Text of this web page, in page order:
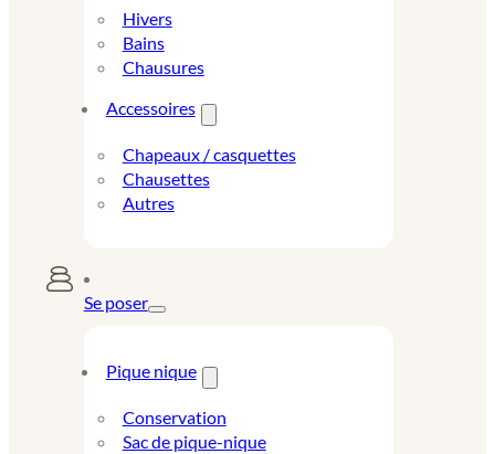
Hivers
Bains
Chausures
Accessoires
Chapeaux / casquettes
Chausettes
Autres
Se poser
Pique nique
Conservation
Sac de pique-nique